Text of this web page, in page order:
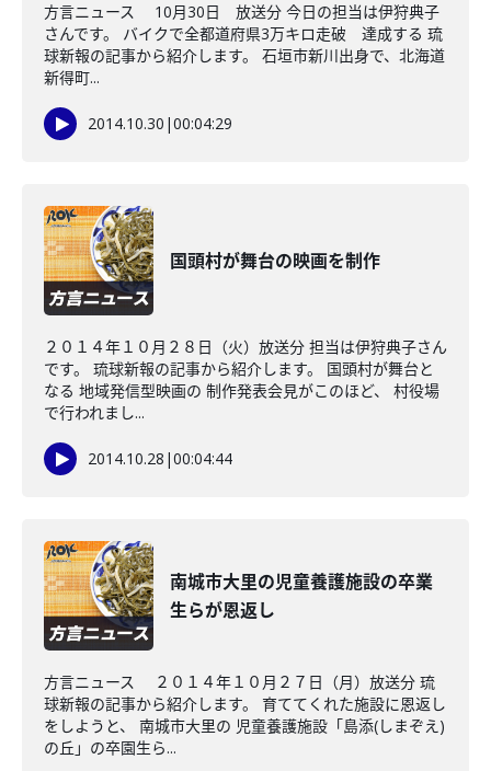
方言ニュース 10月30日 放送分 今日の担当は伊狩典子
さんです。 バイクで全都道府県3万キロ走破 達成する 琉
球新報の記事から紹介します。 石垣市新川出身で、北海道
新得町...
2014.10.30 |00:04:29
国頭村が舞台の映画を制作
２０１４年１０月２８日（火）放送分 担当は伊狩典子さん
です。 琉球新報の記事から紹介します。 国頭村が舞台と
なる 地域発信型映画の 制作発表会見がこのほど、 村役場
で行われまし...
2014.10.28 |00:04:44
南城市大里の児童養護施設の卒業
生らが恩返し
方言ニュース ２０１４年１０月２７日（月）放送分 琉
球新報の記事から紹介します。 育ててくれた施設に恩返し
をしようと、 南城市大里の 児童養護施設「島添(しまぞえ)
の丘」の卒園生ら...